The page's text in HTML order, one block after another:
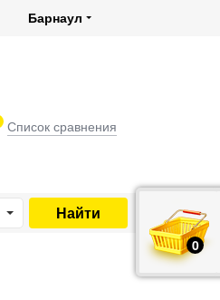
Барнаул
0
руб.